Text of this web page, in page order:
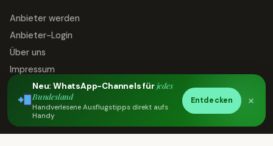
Anbieter werden
Anbieter-Login
Über uns
Impressum
Datenschutz
Kontakt
Neu: WhatsApp-Channels fürjedes
Bundesland
Handverlesene Ausflugstipps direkt aufs
Handy
Entdecken ×